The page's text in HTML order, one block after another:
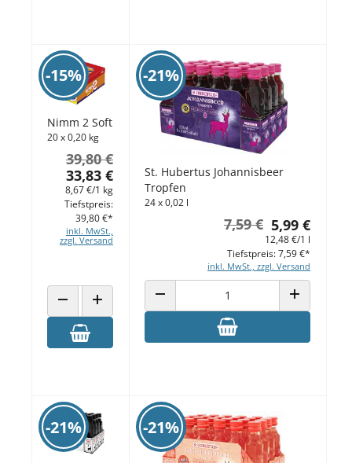
-15%
Nimm 2 Soft
20 x 0,20 kg
33,83 €
39,80 €
8,67 €/1 kg
inkl. MwSt.,
zzgl. Versand
Tiefstpreis:
39,80 €*
ANZAHL VERRINGERN
ANZAHL ERHÖHEN
-21%
St. Hubertus Johannisbeer
Tropfen
24 x 0,02 l
5,99 €
7,59 €
12,48 €/1 l
inkl. MwSt., zzgl. Versand
Tiefstpreis: 7,59 €*
ANZAHL VERRINGERN ANZAHL
-21% -21%